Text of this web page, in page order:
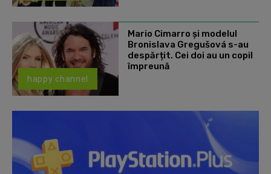
happy channel
Mario Cimarro și modelul
Bronislava Gregušová s-au
despărțit. Cei doi au un copil
împreună